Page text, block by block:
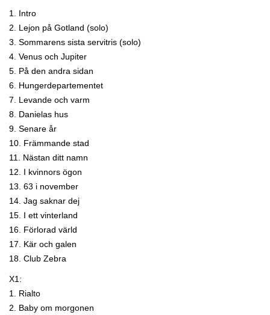
1. Intro
2. Lejon på Gotland (solo)
3. Sommarens sista servitris (solo)
4. Venus och Jupiter
5. På den andra sidan
6. Hungerdepartementet
7. Levande och varm
8. Danielas hus
9. Senare år
10. Främmande stad
11. Nästan ditt namn
12. I kvinnors ögon
13. 63 i november
14. Jag saknar dej
15. I ett vinterland
16. Förlorad värld
17. Kär och galen
18. Club Zebra
X1:
1. Rialto
2. Baby om morgonen